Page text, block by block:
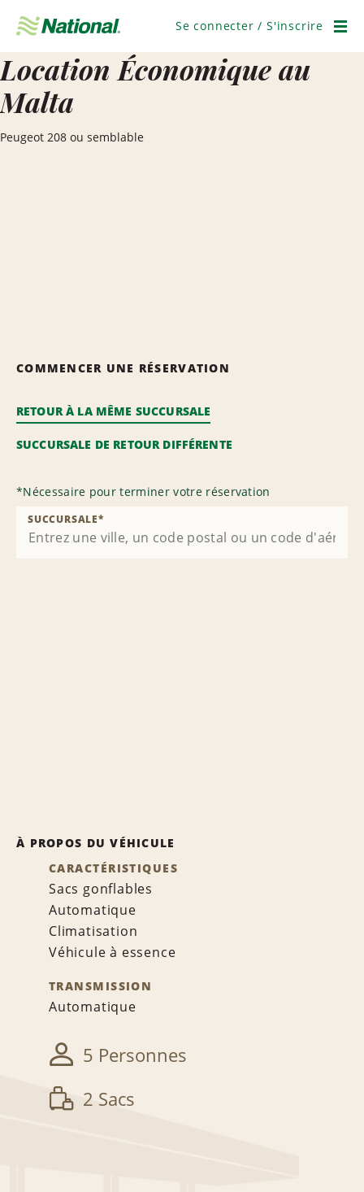
navigation
Se connecter / S'inscrire
Location Économique au
Malta
Peugeot 208 ou semblable
COMMENCER UNE RÉSERVATION
RETOUR À LA MÊME SUCCURSALE
SUCCURSALE DE RETOUR DIFFÉRENTE
*Nécessaire pour terminer votre réservation
SUCCURSALE*
À PROPOS DU VÉHICULE
CARACTÉRISTIQUES
Sacs gonflables
Automatique
Climatisation
Véhicule à essence
TRANSMISSION
Automatique
5 Personnes
2 Sacs